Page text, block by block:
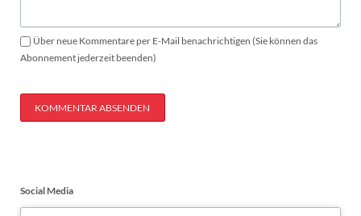
Über neue Kommentare per E-Mail benachrichtigen (Sie können das
Abonnement jederzeit beenden)
KOMMENTAR ABSENDEN
Social Media